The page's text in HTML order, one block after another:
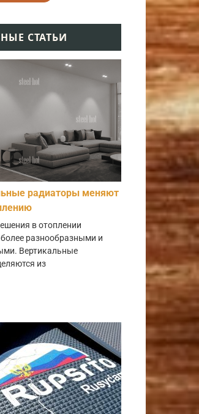
СТАТЬИ
радиаторы меняют
в отоплении
более разнообразными и
Вертикальные
из